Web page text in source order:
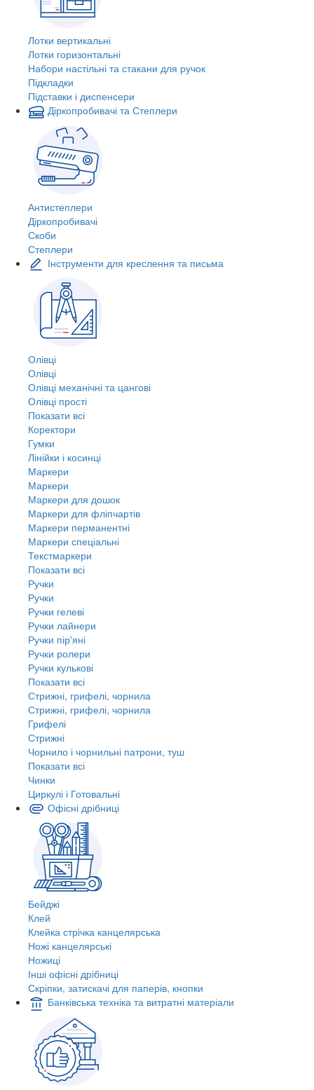
Лотки вертикальні
Лотки горизонтальні
Набори настільні та стакани для ручок
Підкладки
Підставки і диспенсери
Діркопробивачі та Степлери
Антистеплери
Діркопробивачі
Скоби
Степлери
Інструменти для креслення та письма
Олівці
Олівці
Олівці механічні та цангові
Олівці прості
Показати всі
Коректори
Гумки
Лінійки і косинці
Маркери
Маркери
Маркери для дошок
Маркери для фліпчартів
Маркери перманентні
Маркери спеціальні
Текстмаркери
Показати всі
Ручки
Ручки
Ручки гелеві
Ручки лайнери
Ручки пір'яні
Ручки ролери
Ручки кулькові
Показати всі
Стрижні, грифелі, чорнила
Стрижні, грифелі, чорнила
Грифелі
Стрижні
Чорнило і чорнильні патрони, туш
Показати всі
Чинки
Циркулі і Готовальні
Офісні дрібниці
Бейджі
Клей
Клейка стрічка канцелярська
Ножі канцелярські
Ножиці
Інші офісні дрібниці
Скріпки, затискачі для паперів, кнопки
Банківська техніка та витратні матеріали